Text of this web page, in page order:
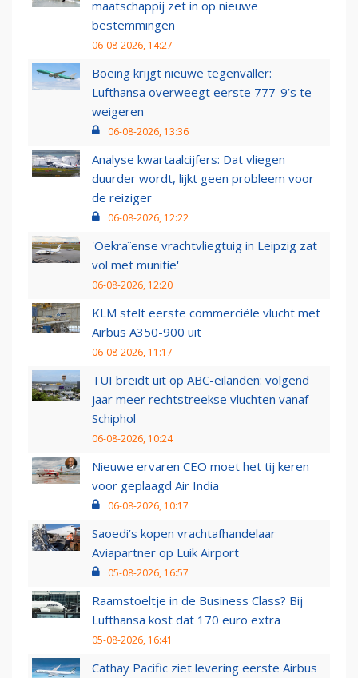
maatschappij zet in op nieuwe
bestemmingen
06-08-2026, 14:27
Boeing krijgt nieuwe tegenvaller:
Lufthansa overweegt eerste 777-9’s te
weigeren
06-08-2026, 13:36
Analyse kwartaalcijfers: Dat vliegen
duurder wordt, lijkt geen probleem voor
de reiziger
06-08-2026, 12:22
'Oekraïense vrachtvliegtuig in Leipzig zat
vol met munitie'
06-08-2026, 12:20
KLM stelt eerste commerciële vlucht met
Airbus A350-900 uit
06-08-2026, 11:17
TUI breidt uit op ABC-eilanden: volgend
jaar meer rechtstreekse vluchten vanaf
Schiphol
06-08-2026, 10:24
Nieuwe ervaren CEO moet het tij keren
voor geplaagd Air India
06-08-2026, 10:17
Saoedi’s kopen vrachtafhandelaar
Aviapartner op Luik Airport
05-08-2026, 16:57
Raamstoeltje in de Business Class? Bij
Lufthansa kost dat 170 euro extra
05-08-2026, 16:41
Cathay Pacific ziet levering eerste Airbus